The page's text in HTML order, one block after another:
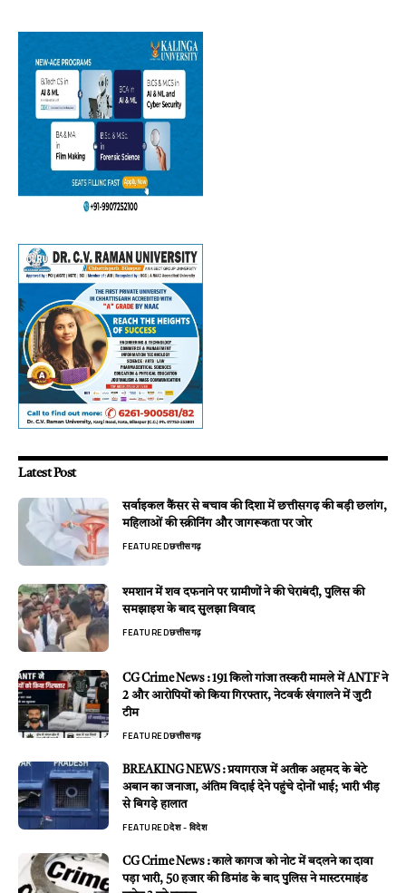
Latest Post
सर्वाइकल कैंसर से बचाव की दिशा में छत्तीसगढ़ की बड़ी छलांग,
महिलाओं की स्क्रीनिंग और जागरूकता पर जोर
FEATUREDछत्तीसगढ़
श्मशान में शव दफनाने पर ग्रामीणों ने की घेराबंदी, पुलिस की
समझाइश के बाद सुलझा विवाद
FEATUREDछत्तीसगढ़
CG Crime News : 191 किलो गांजा तस्करी मामले में ANTF ने
2 और आरोपियों को किया गिरफ्तार, नेटवर्क खंगालने में जुटी
टीम
FEATUREDछत्तीसगढ़
BREAKING NEWS : प्रयागराज में अतीक अहमद के बेटे
अबान का जनाजा, अंतिम विदाई देने पहुंचे दोनों भाई; भारी भीड़
से बिगड़े हालात
FEATUREDदेश - विदेश
CG Crime News : काले कागज को नोट में बदलने का दावा
पड़ा भारी, 50 हजार की डिमांड के बाद पुलिस ने मास्टरमाइंड